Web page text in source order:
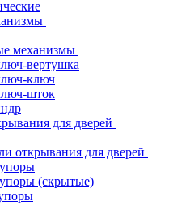
механизмы
вертушка
ключ
шток
для дверей
открывания для дверей
(скрытые)